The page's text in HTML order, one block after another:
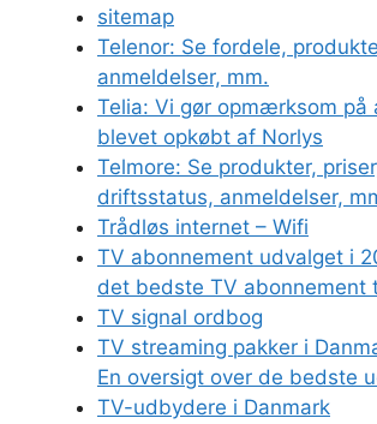
sitemap
Telenor: Se fordele,
anmeldelser, mm.
Telia: Vi gør opmærksom på
blevet opkøbt af Norlys
Telmore: Se produkter,
driftsstatus, anmeldelser,
Trådløs internet – Wifi
TV abonnement udvalget i
det bedste TV abonnement
TV signal ordbog
TV streaming pakker i
En oversigt over de bedste
TV-udbydere i Danmark